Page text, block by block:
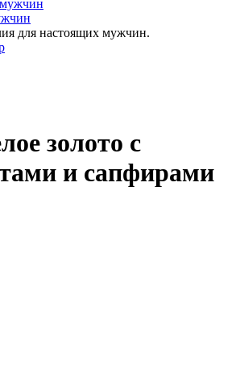
для настоящих мужчин.
золото с
и сапфирами